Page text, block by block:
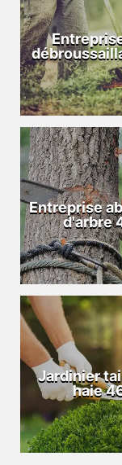
Entreprise
d'arbre
Jardinier
haie